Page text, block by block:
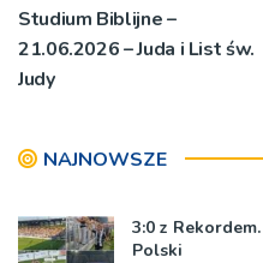
Studium Biblijne –
21.06.2026 – Juda i List św.
Judy
NAJNOWSZE
3:0 z
Polski